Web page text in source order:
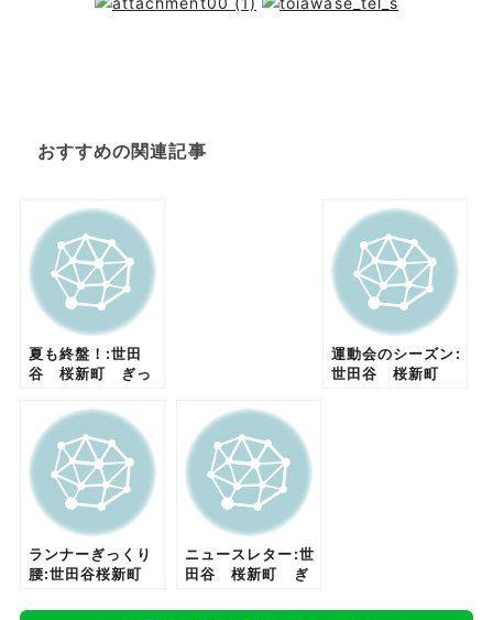
おすすめの関連記事
夏も終盤！:世田
谷 桜新町 ぎっ
骨神経痛 ヘルニ
ア 骨盤矯正
運動会のシーズン:
世田谷 桜新町
ランナーぎっくり
腰:世田谷桜新町
痛 坐骨神経痛
ニュースレター:世
田谷 桜新町 ぎ
坐骨神経痛 ヘル